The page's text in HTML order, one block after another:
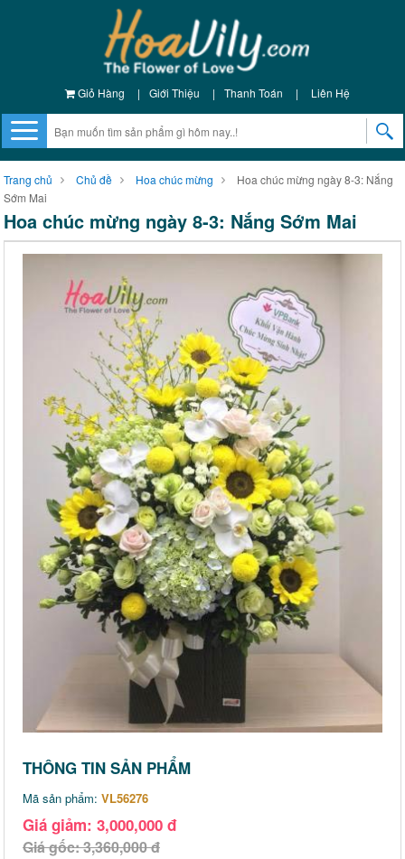
Giỏ Hàng | Giới Thiệu | Thanh Toán | Liên Hệ
Trang chủ Chủ đề Hoa chúc mừng
Hoa chúc mừng ngày 8-3: Nắng
Sớm Mai
Hoa chúc mừng ngày 8-3: Nắng Sớm Mai
THÔNG TIN SẢN PHẨM
Mã sản phẩm: VL56276
Giá giảm: 3,000,000 đ
Giá gốc: 3,360,000 đ